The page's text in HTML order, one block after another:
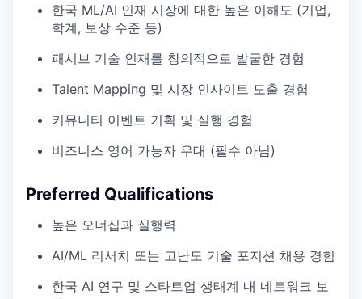
한국 ML/AI 인재 시장에 대한 높은 이해도 (기업,
학계, 보상 수준 등)
패시브 기술 인재를 창의적으로 발굴한 경험
Talent Mapping 및 시장 인사이트 도출 경험
커뮤니티 이벤트 기획 및 실행 경험
비즈니스 영어 가능자 우대 (필수 아님)
Preferred Qualifications
높은 오너십과 실행력
AI/ML 리서치 또는 고난도 기술 포지션 채용 경험
한국 AI 연구 및 스타트업 생태계 내 네트워크 보